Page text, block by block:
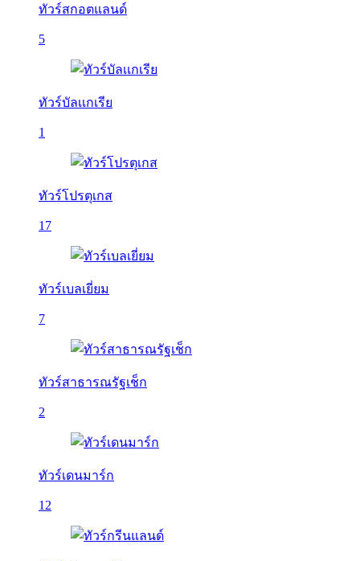
ทัวร์สกอตแลนด์
5
ทัวร์บัลเเกเรีย
1
ทัวร์โปรตุเกส
17
ทัวร์เบลเยี่ยม
7
ทัวร์สาธารณรัฐเช็ก
2
ทัวร์เดนมาร์ก
12